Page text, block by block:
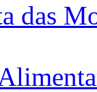
das